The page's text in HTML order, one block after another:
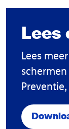
Lees
Lees